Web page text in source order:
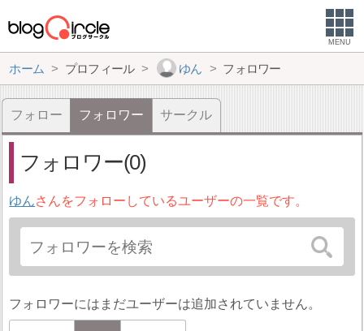
MENU
ホーム プロフィール ゆん フォロワー
フォロー フォロワー サークル
フォロワー(0)
ゆんさんをフォローしているユーザーの一覧です。
フォロワーにはまだユーザーは追加されていません。